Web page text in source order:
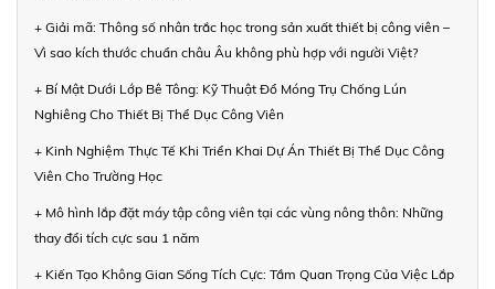
+ Giải mã: Thông số nhân trắc học trong sản xuất thiết bị công viên –
Vì sao kích thước chuẩn châu Âu không phù hợp với người Việt?
+ Bí Mật Dưới Lớp Bê Tông: Kỹ Thuật Đổ Móng Trụ Chống Lún
Nghiêng Cho Thiết Bị Thể Dục Công Viên
+ Kinh Nghiệm Thực Tế Khi Triển Khai Dự Án Thiết Bị Thể Dục Công
Viên Cho Trường Học
+ Mô hình lắp đặt máy tập công viên tại các vùng nông thôn: Những
thay đổi tích cực sau 1 năm
+ Kiến Tạo Không Gian Sống Tích Cực: Tầm Quan Trọng Của Việc Lắp